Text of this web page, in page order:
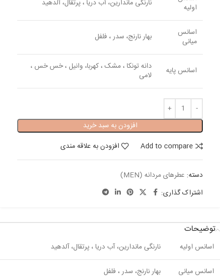
اولیه نارنگی ماندارین، آب دریا ، پرتقال، آلدهید
اسانس
میانی بهار نارنج، سدر ، فلفل
اسانس پایه دانه تونکا ، مشک ، کهربا، وانیل ، خس خس ،
لامی
افزودن به سبد خرید
Add to compare
افزودن به علاقه مندی
دسته: عطرهای مردانه (MEN)
اشتراک گذاری:
توضیحات
اسانس اولیه نارنگی ماندارین، آب دریا ، پرتقال، آلدهید
اسانس میانی بهار نارنج، سدر ، فلفل